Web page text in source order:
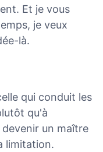
Et je vous
je veux
là.
qui conduit les
qu'à
un maître
limitation.